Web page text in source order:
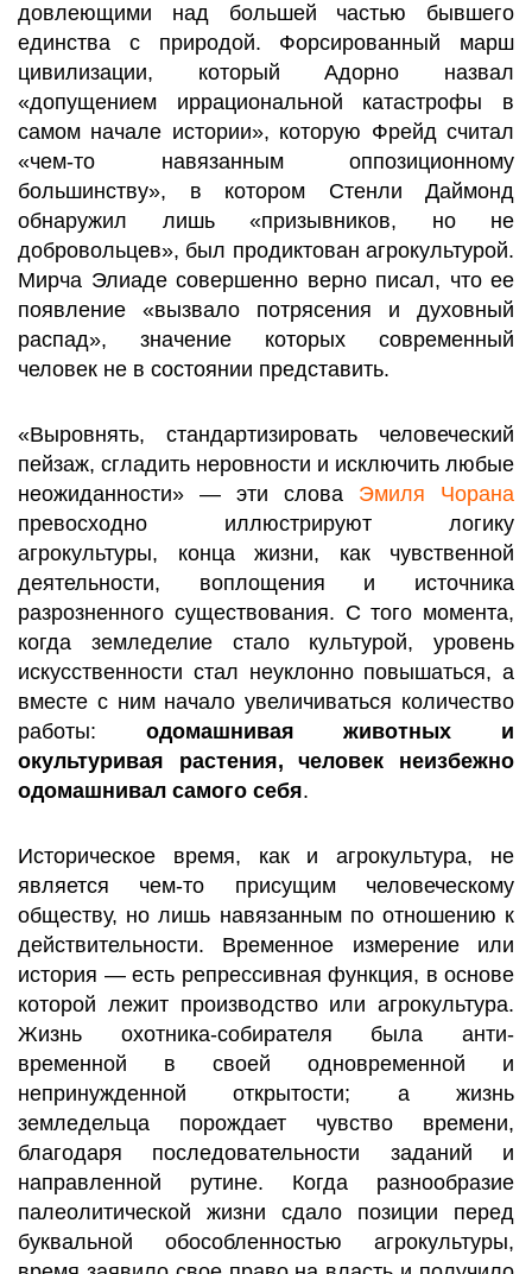
довлеющими над большей частью бывшего
единства с природой. Форсированный марш
цивилизации, который Адорно назвал
«допущением иррациональной катастрофы в
самом начале истории», которую Фрейд считал
«чем-то навязанным оппозиционному
большинству», в котором Стенли Даймонд
обнаружил лишь «призывников, но не
добровольцев», был продиктован агрокультурой.
Мирча Элиаде совершенно верно писал, что ее
появление «вызвало потрясения и духовный
распад», значение которых современный
человек не в состоянии представить.
«Выровнять, стандартизировать человеческий
пейзаж, сгладить неровности и исключить любые
неожиданности» — эти слова Эмиля Чорана
превосходно иллюстрируют логику
агрокультуры, конца жизни, как чувственной
деятельности, воплощения и источника
разрозненного существования. С того момента,
когда земледелие стало культурой, уровень
искусственности стал неуклонно повышаться, а
вместе с ним начало увеличиваться количество
работы: одомашнивая животных и
окультуривая растения, человек неизбежно
одомашнивал самого себя.
Историческое время, как и агрокультура, не
является чем-то присущим человеческому
обществу, но лишь навязанным по отношению к
действительности. Временное измерение или
история — есть репрессивная функция, в основе
которой лежит производство или агрокультура.
Жизнь охотника-собирателя была анти-
временной в своей одновременной и
непринужденной открытости; а жизнь
земледельца порождает чувство времени,
благодаря последовательности заданий и
направленной рутине. Когда разнообразие
палеолитической жизни сдало позиции перед
буквальной обособленностью агрокультуры,